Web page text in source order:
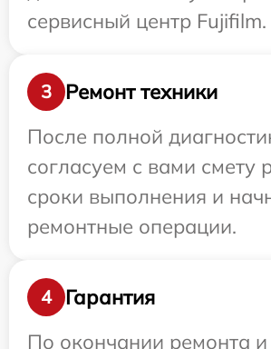
сервисный центр Fujifilm.
3
Ремонт техники
После полной
согласуем с вами смету
сроки выполнения и
ремонтные операции.
4
Гарантия
По окончании ремонта